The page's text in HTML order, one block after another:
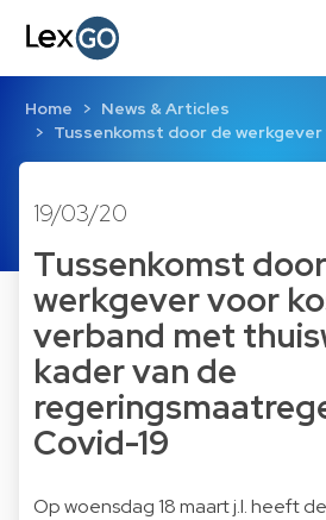
Home
News & Articles
Tussenkomst door de
19/03/20
Tussenkomst
werkgever voor
verband met
kader van de
Covid-19
Op woensdag 18 maart j.l. heeft